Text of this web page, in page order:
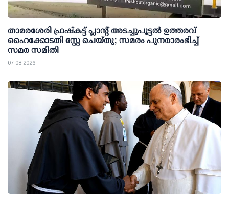
താമരശേരി ഫ്രഷ്കട്ട് പ്ലാന്റ് അടച്ചുപൂട്ടൽ ഉത്തരവ്
ഹൈക്കോടതി സ്റ്റേ ചെയ്തു; സമരം പുനരാരംഭിച്ച്
സമര സമിതി
07 08 2026